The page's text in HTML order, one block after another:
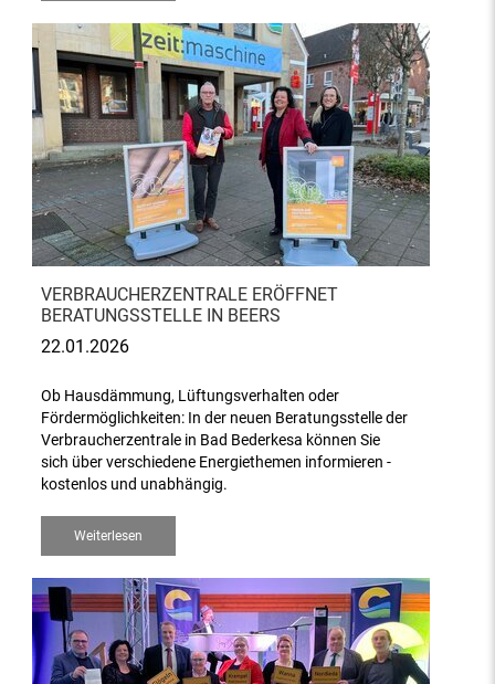
VERBRAUCHERZENTRALE ERÖFFNET
BERATUNGSSTELLE IN BEERS
22.01.2026
Ob Hausdämmung, Lüftungsverhalten oder
Fördermöglichkeiten: In der neuen Beratungsstelle der
Verbraucherzentrale in Bad Bederkesa können Sie
sich über verschiedene Energiethemen informieren -
kostenlos und unabhängig.
Weiterlesen